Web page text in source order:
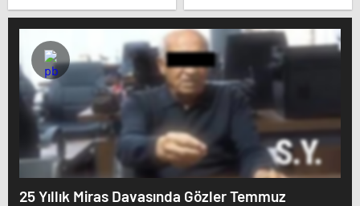
duyurdu
Dünya’ya düşecek
25 Yıllık Miras Davasında Gözler Temmuz